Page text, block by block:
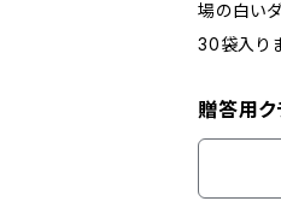
場の白い
30袋入り
贈答用ク